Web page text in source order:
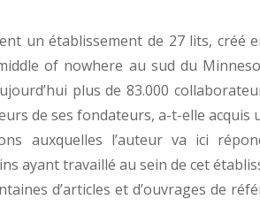
un établissement de 27 lits, créé
of nowhere au sud du
plus de 83.000
de ses fondateurs, a-t-elle
auxquelles l’auteur va ici
ayant travaillé au sein de cet
d’articles et d’ouvrages de